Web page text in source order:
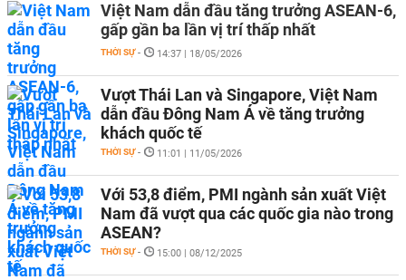
Việt Nam dẫn đầu tăng trưởng ASEAN-6,
gấp gần ba lần vị trí thấp nhất
THỜI SỰ - 14:37 | 18/05/2026
Vượt Thái Lan và Singapore, Việt Nam
dẫn đầu Đông Nam Á về tăng trưởng
khách quốc tế
THỜI SỰ - 11:01 | 11/05/2026
Với 53,8 điểm, PMI ngành sản xuất Việt
Nam đã vượt qua các quốc gia nào trong
ASEAN?
THỜI SỰ - 15:00 | 08/12/2025